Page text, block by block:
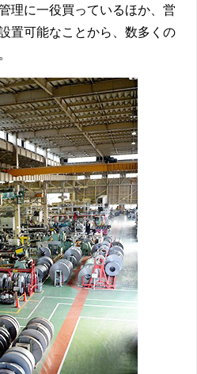
理に一役買っているほか、営
置可能なことから、数多くの